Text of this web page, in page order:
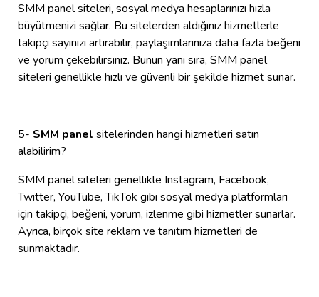
SMM panel siteleri, sosyal medya hesaplarınızı hızla
büyütmenizi sağlar. Bu sitelerden aldığınız hizmetlerle
takipçi sayınızı artırabilir, paylaşımlarınıza daha fazla beğeni
ve yorum çekebilirsiniz. Bunun yanı sıra, SMM panel
siteleri genellikle hızlı ve güvenli bir şekilde hizmet sunar.
5- SMM panel sitelerinden hangi hizmetleri satın
alabilirim?
SMM panel siteleri genellikle Instagram, Facebook,
Twitter, YouTube, TikTok gibi sosyal medya platformları
için takipçi, beğeni, yorum, izlenme gibi hizmetler sunarlar.
Ayrıca, birçok site reklam ve tanıtım hizmetleri de
sunmaktadır.